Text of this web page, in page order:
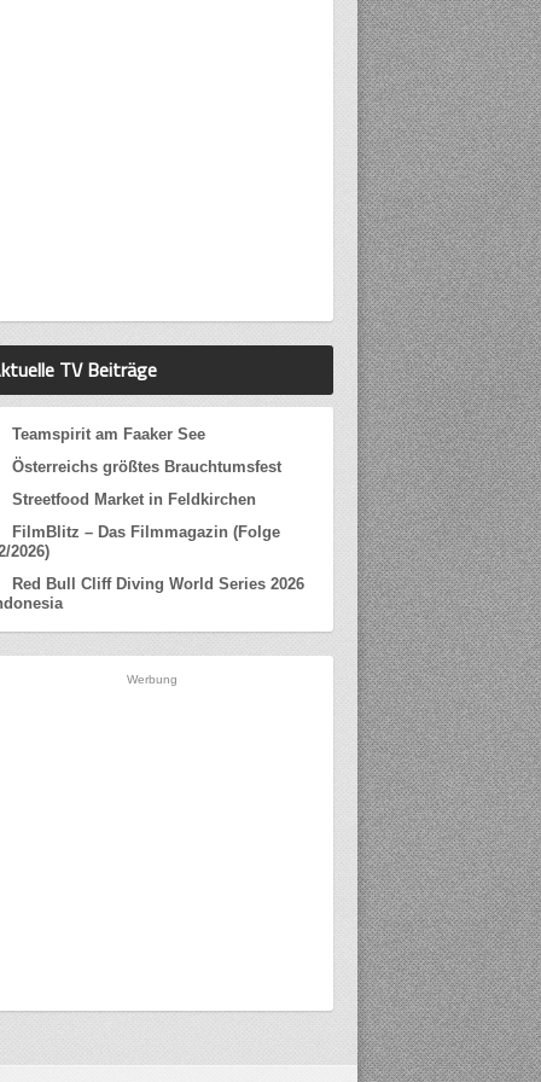
TV Beiträge
Teamspirit am Faaker See
Österreichs größtes Brauchtumsfest
Streetfood Market in Feldkirchen
FilmBlitz – Das Filmmagazin (Folge
2026)
Red Bull Cliff Diving World Series 2026
Werbung